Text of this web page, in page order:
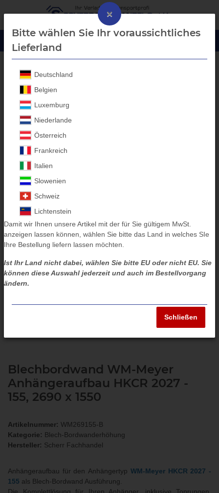
Blech-Bordwanderhöhung
Blechbordwand WM-Meyer
Anhängeraufbau HKCR 2027 -
155, 2690 x 1550
Artikelnummer: WM269155-B
Kategorie: Blech-Bordwanderhöhung
Hersteller: Scherr Fachhandel
Anhängeraufbau für den Anhängertyp WM-Meyer HKCR 2027 -
155 als Blech-Bordwand Ausführung.
Die Komplettlösung für Ihren Anhänger, inklusive Toprungen.
×
Bitte wählen Sie Ihr voraussichtliches
Lieferland
Deutschland
Belgien
Luxemburg
Niederlande
Österreich
Frankreich
Italien
Slowenien
Schweiz
Lichtenstein
Damit wir Ihnen unsere Artikel mit der für Sie gültigem MwSt.
anzeigen lassen können, wählen Sie bitte das Land in welches SIe
Ihre Bestellung liefern lassen möchten.
Ist Ihr Land nicht dabei, wählen Sie bitte EU oder nicht EU. Sie
können diese Auswahl jederzeit und auch im Bestellvorgang
ändern.
Schließen